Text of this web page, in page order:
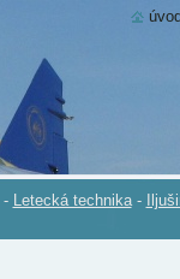
- Letecká technika -